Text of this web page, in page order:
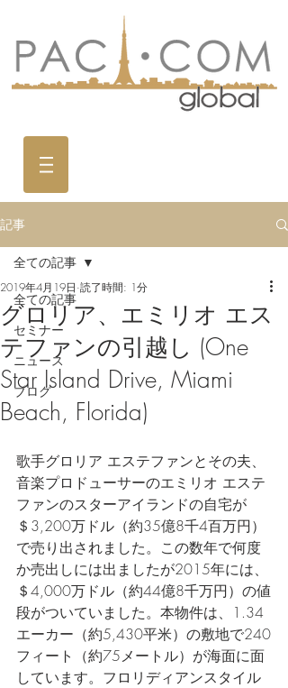
記事
全ての記事
セミナー
ニュース
ブログ
全ての記事
グロリア、エミリオ エス
テファンの引越し (One
Star Island Drive, Miami
Beach, Florida)
2019年4月19日 読了時間: 1分
歌手グロリア エステファンとその夫、
音楽プロドューサーのエミリオ エステ
ファンのスターアイランドの自宅が
＄3,200万ドル（約35億8千4百万円）
で売り出されました。この数年で何度
か売出しには出ましたが2015年には、
＄4,000万ドル（約44億8千万円）の値
段がついていました。本物件は、1.34
エーカー（約5,430平米）の敷地で240
フィート（約75メートル）が海面に面
しています。フロリディアンスタイル